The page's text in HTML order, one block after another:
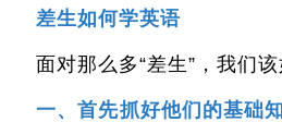
差生如何学英语
面对那么多“差生”，我们
一、首先抓好他们的基础